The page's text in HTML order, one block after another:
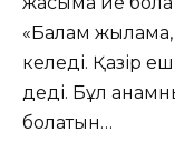
«Балам жылама,
келеді. Қазір
деді. Бұл
болатын…